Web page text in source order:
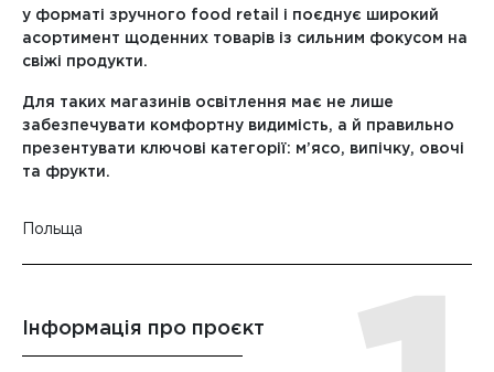
у форматі зручного food retail і поєднує широкий
асортимент щоденних товарів із сильним фокусом на
свіжі продукти.
Для таких магазинів освітлення має не лише
забезпечувати комфортну видимість, а й правильно
презентувати ключові категорії: м’ясо, випічку, овочі
та фрукти.
Польща
Інформація про проєкт